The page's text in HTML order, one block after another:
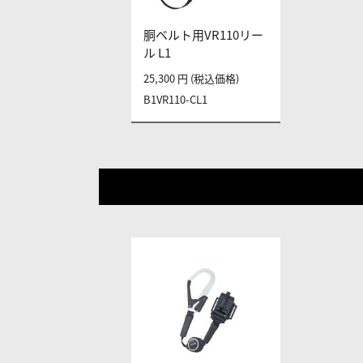
胴ベルト用VR110リー
ル L1
B1VR110-CL1
25,300 円 (税込価格)